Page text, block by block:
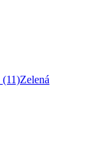
(11)Zelená